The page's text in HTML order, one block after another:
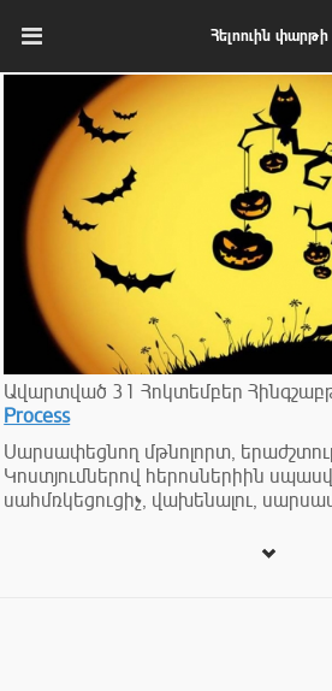
Հելոուին փարթի
Ավարտված 31 Հոկտեմբեր
Process
Սարսափեցնող մթնոլորտ,
Կոստյումներով հերոսներիին
սահմռկեցուցիչ, վախենալու,